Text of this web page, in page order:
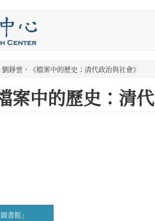
劉錚雲，《檔案中的歷史：清代政治與社會》
案中的歷史：清
書館」